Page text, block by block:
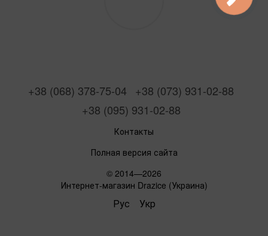
+38 (068) 378-75-04
+38 (073) 931-02-88
+38 (095) 931-02-88
Контакты
Полная версия сайта
© 2014—2026
Интернет-магазин Drazice (Украина)
Рус Укр